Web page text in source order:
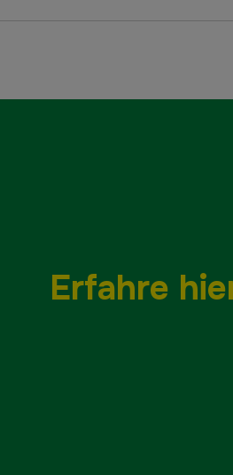
Erfahre